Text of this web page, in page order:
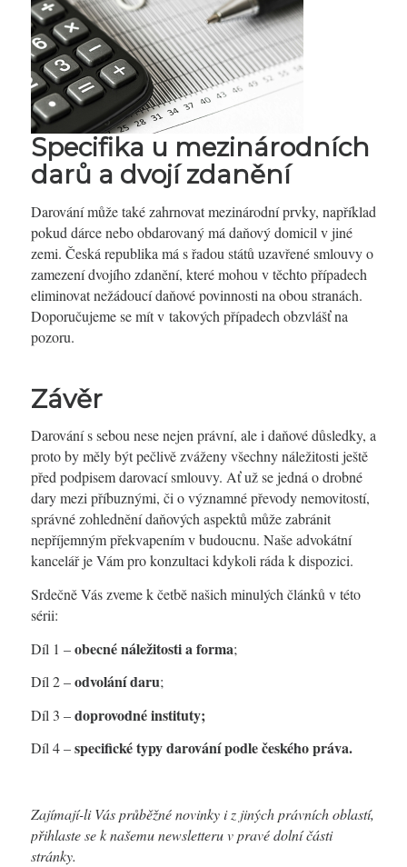
Specifika u mezinárodních
darů a dvojí zdanění
Darování může také zahrnovat mezinárodní prvky, například
pokud dárce nebo obdarovaný má daňový domicil v jiné
zemi. Česká republika má s řadou států uzavřené smlouvy o
zamezení dvojího zdanění, které mohou v těchto případech
eliminovat nežádoucí daňové povinnosti na obou stranách.
Doporučujeme se mít v takových případech obzvlášť na
pozoru.
Závěr
Darování s sebou nese nejen právní, ale i daňové důsledky, a
proto by měly být pečlivě zváženy všechny náležitosti ještě
před podpisem darovací smlouvy. Ať už se jedná o drobné
dary mezi příbuznými, či o významné převody nemovitostí,
správné zohlednění daňových aspektů může zabránit
nepříjemným překvapením v budoucnu. Naše advokátní
kancelář je Vám pro konzultaci kdykoli ráda k dispozici.
Srdečně Vás zveme k četbě našich minulých článků v této
sérii:
Díl 1 – obecné náležitosti a forma;
Díl 2 – odvolání daru;
Díl 3 –doprovodné instituty;
Díl 4 –specifické typy darování podle českého práva.
Zajímají-li Vás průběžné novinky i z jiných právních oblastí,
přihlaste se k našemu newsletteru v pravé dolní části
stránky.